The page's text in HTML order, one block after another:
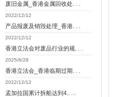
废旧金属_香港金属回收处. . .
2022/12/12
产品报废及销毁处理_香港. . .
2022/12/12
香港立法会对废品行业的规. . .
2025/6/28
香港立法会_香港临期过期. . .
2022/12/12
孟加拉国累计拆船达到4.. . .